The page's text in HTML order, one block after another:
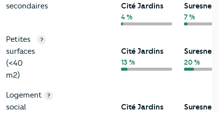
secondaires
Cité Jardins
4 %
Suresnes
7 %
Petites
surfaces
(<40
m2)
?
Cité Jardins
13 %
Suresnes
20 %
Logement
social
?
Cité Jardins Suresnes